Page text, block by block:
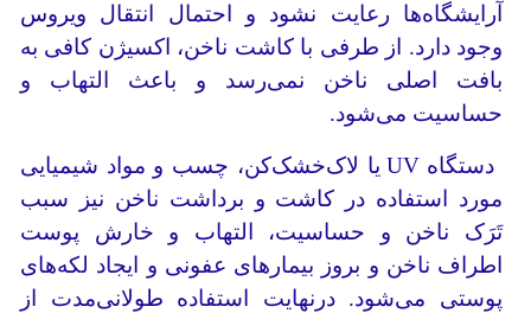
آرایشگاه‌ها رعایت نشود و احتمال انتقال ویروس
وجود دارد. از طرفی با کاشت ناخن، اکسیژن کافی به
بافت اصلی ناخن نمی‌رسد و باعث التهاب و
حساسیت می‌شود.
دستگاه UV یا لاک‌خشک‌کن، چسب و مواد شیمیایی
مورد استفاده در کاشت و برداشت ناخن نیز سبب
تَرَک ناخن و حساسیت، التهاب و خارش پوست
اطراف ناخن و بروز بیمارهای عفونی و ایجاد لکه‌های
پوستی می‌شود. درنهایت استفاده طولانی‌مدت از